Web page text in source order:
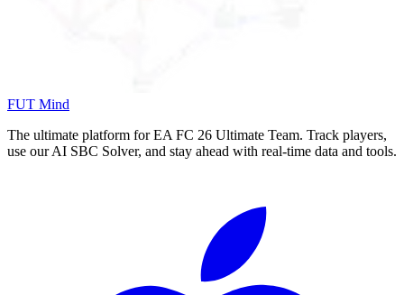
FUT Mind
The ultimate platform for EA FC 26 Ultimate Team. Track players,
use our AI SBC Solver, and stay ahead with real-time data and tools.